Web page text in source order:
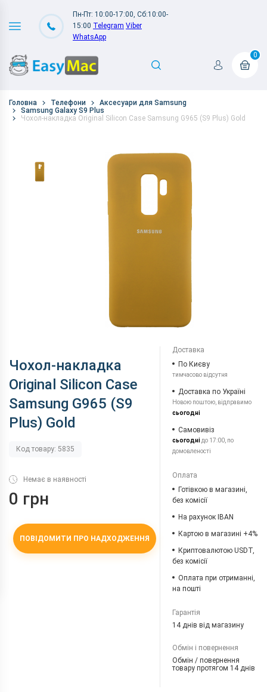
Пн-Пт: 10:00-17:00, Сб:10:00-
15:00 Telegram Viber
WhatsApp
0
Головна Телефони
Аксесуари для Samsung
Samsung Galaxy S9 Plus
Чохол-накладка Original Silicon Case Samsung G965 (S9 Plus) Gold
Чохол-накладка
Original Silicon Case
Samsung G965 (S9
Plus) Gold
Код товару: 5835
Немає в наявності
0 грн
ПОВІДОМИТИ ПРО НАДХОДЖЕННЯ
Доставка
По Києву
тимчасово відсутня
Доставка по Україні
Новою поштою, відправимо
сьогодні
Самовивіз
сьогоднідо 17:00, по
домовленості
Оплата
Готівкою в магазині,
без комісії
На рахунок IBAN
Картою в магазині +4%
Криптовалютою USDT,
без комісії
Оплата при отриманні,
на пошті
Гарантія
14 днів від магазину
Обмін і повернення
Обмін / повернення
товару протягом 14 днів